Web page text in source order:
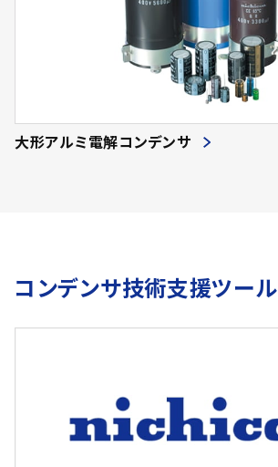
大形アルミ電解コンデンサ
コンデンサ技術支援ツール